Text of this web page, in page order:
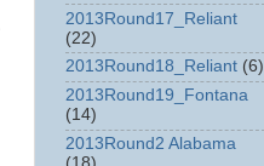
2013Round17_Reliant
(22)
2013Round18_Reliant (6)
2013Round19_Fontana
(14)
2013Round2 Alabama